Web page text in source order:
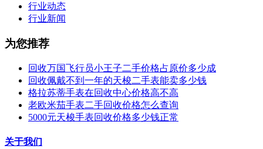
行业动态
行业新闻
为您推荐
回收万国飞行员小王子二手价格占原价多少成
回收佩戴不到一年的天梭二手表能卖多少钱
格拉苏蒂手表在回收中心价格高不高
老欧米茄手表二手回收价格怎么查询
5000元天梭手表回收价格多少钱正常
关于我们